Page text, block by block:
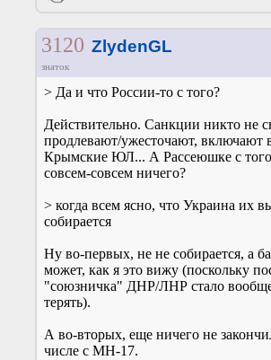
3120 ZlydenGL
знаток
> Да и что России-то с того?
Действительно. Санкции никто не
продлевают/ужесточают, включают
Крымские ЮЛ... А Рассеюшке с
совсем-совсем ничего?
> когда всем ясно, что Украина их
собирается
Ну во-первых, не не собирается, а
может, как я это вижу (поскольку
"союзничка" ДНР/ЛНР стало
терять).
А во-вторых, еще ничего не
числе с МН-17.